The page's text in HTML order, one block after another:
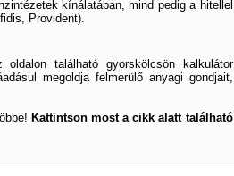
kínálatában, mind pedig a hitellel
Provident).
található gyorskölcsön kalkulátor
megoldja felmerülő anyagi gondjait,
Kattintson most a cikk alatt található